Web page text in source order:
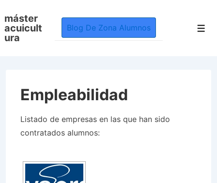
Skip
to
máster
acuicult
ura
Blog De Zona Alumnos
Empleabilidad
Listado de empresas en las que han sido
contratados alumnos: